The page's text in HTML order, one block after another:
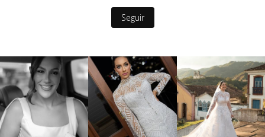
Seguir